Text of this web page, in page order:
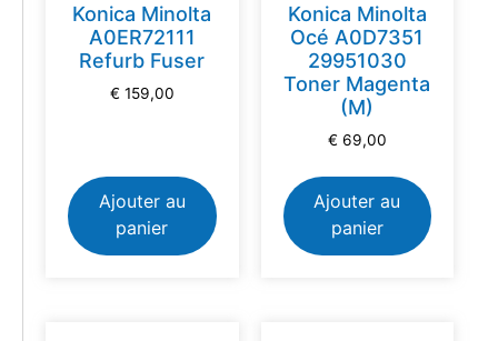
Konica Minolta
A0ER72111
Refurb Fuser
€ 159,00
Ajouter au
panier
Konica Minolta
Océ A0D7351
29951030
Toner Magenta
(M)
€ 69,00
Ajouter au
panier